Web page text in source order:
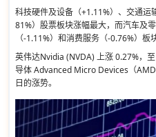
科技硬件及设备（+1.11%）、交通
81%）股票板块涨幅最大，而汽车及
（-1.11%）和消费服务（-0.76%）板
英伟达Nvidia (NVDA) 上涨 0.27%，
导体 Advanced Micro Devices（
日的涨势。